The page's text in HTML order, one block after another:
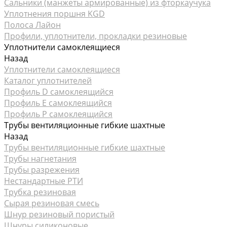
Сальники (манжеты армированные) из фторкаучука
Уплотнения поршня KGD
Полоса Лайон
Профили, уплотнители, прокладки резиновые
Уплотнители самоклеящиеся
Назад
Уплотнители самоклеящиеся
Каталог уплотнителей
Профиль D самоклеящийся
Профиль Е самоклеящийся
Профиль P самоклеящийся
Трубы вентиляционные гибкие шахтные
Назад
Трубы вентиляционные гибкие шахтные
Трубы нагнетания
Трубы разрежения
Нестандартные РТИ
Трубка резиновая
Сырая резиновая смесь
Шнур резиновый пористый